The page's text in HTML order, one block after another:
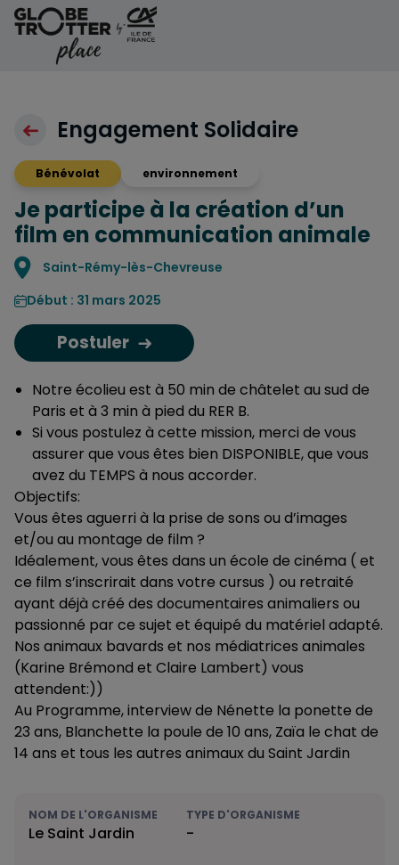
Aller au contenu
Engagement Solidaire
Bénévolat environnement
Je participe à la création d’un
film en communication animale
Localisation
Saint-Rémy-lès-Chevreuse
Début : 31 mars 2025
Postuler
Notre écolieu est à 50 min de châtelet au sud de
Paris et à 3 min à pied du RER B.
Si vous postulez à cette mission, merci de vous
assurer que vous êtes bien DISPONIBLE, que vous
avez du TEMPS à nous accorder.
Objectifs:
Vous êtes aguerri à la prise de sons ou d’images
et/ou au montage de film ?
Idéalement, vous êtes dans un école de cinéma ( et
ce film s’inscrirait dans votre cursus ) ou retraité
ayant déjà créé des documentaires animaliers ou
passionné par ce sujet et équipé du matériel adapté.
Nos animaux bavards et nos médiatrices animales
(Karine Brémond et Claire Lambert) vous
attendent:))
Au Programme, interview de Nénette la ponette de
23 ans, Blanchette la poule de 10 ans, Zaïa le chat de
14 ans et tous les autres animaux du Saint Jardin
NOM DE L'ORGANISME
Le Saint Jardin
TYPE D'ORGANISME
-